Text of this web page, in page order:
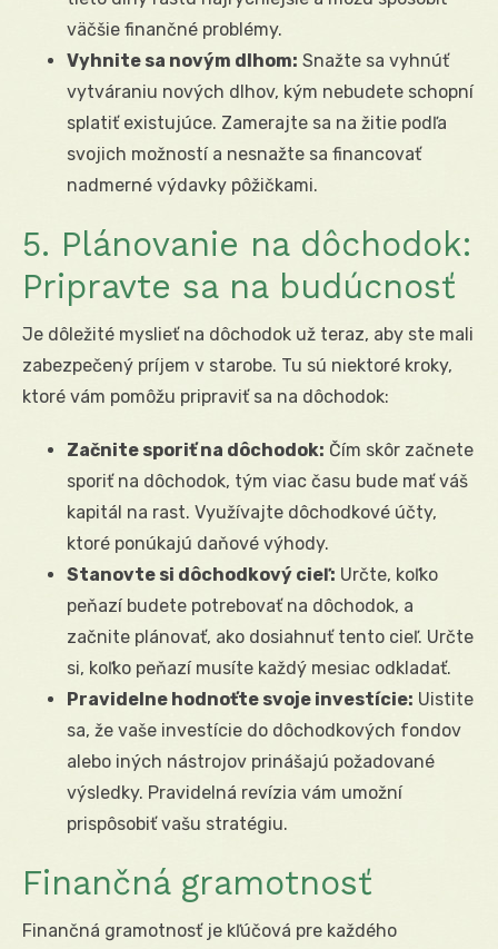
väčšie finančné problémy.
Vyhnite sa novým dlhom: Snažte sa vyhnúť
vytváraniu nových dlhov, kým nebudete schopní
splatiť existujúce. Zamerajte sa na žitie podľa
svojich možností a nesnažte sa financovať
nadmerné výdavky pôžičkami.
5. Plánovanie na dôchodok:
Pripravte sa na budúcnosť
Je dôležité myslieť na dôchodok už teraz, aby ste mali
zabezpečený príjem v starobe. Tu sú niektoré kroky,
ktoré vám pomôžu pripraviť sa na dôchodok:
Začnite sporiť na dôchodok: Čím skôr začnete
sporiť na dôchodok, tým viac času bude mať váš
kapitál na rast. Využívajte dôchodkové účty,
ktoré ponúkajú daňové výhody.
Stanovte si dôchodkový cieľ: Určte, koľko
peňazí budete potrebovať na dôchodok, a
začnite plánovať, ako dosiahnuť tento cieľ. Určte
si, koľko peňazí musíte každý mesiac odkladať.
Pravidelne hodnoťte svoje investície: Uistite
sa, že vaše investície do dôchodkových fondov
alebo iných nástrojov prinášajú požadované
výsledky. Pravidelná revízia vám umožní
prispôsobiť vašu stratégiu.
Finančná gramotnosť
Finančná gramotnosť je kľúčová pre každého